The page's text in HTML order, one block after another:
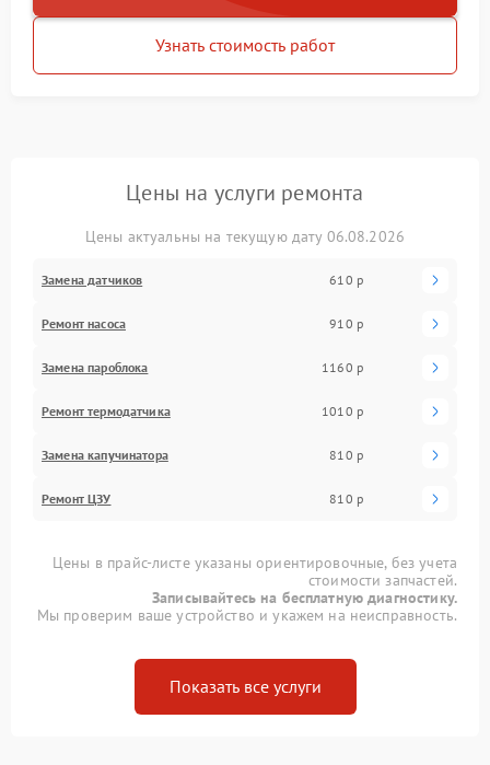
Узнать стоимость работ
Цены на услуги ремонта
Цены актуальны на текущую дату 06.08.2026
Замена датчиков 610 р
Ремонт насоса 910 р
Замена пароблока 1160 р
Ремонт термодатчика 1010 р
Замена капучинатора 810 р
Ремонт ЦЗУ 810 р
Цены в прайс-листе указаны ориентировочные, без учета
стоимости запчастей.
Записывайтесь на бесплатную диагностику.
Мы проверим ваше устройство и укажем на неисправность.
Показать все услуги